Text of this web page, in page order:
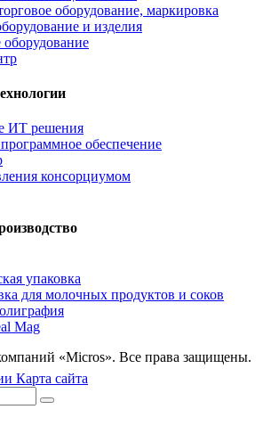
оборудование, маркировка
и изделия
ИТ решения
обеспечение
консорциумом
упаковка
для молочных продуктов и соков
Mag
«Micros». Все права защищены.
Карта сайта